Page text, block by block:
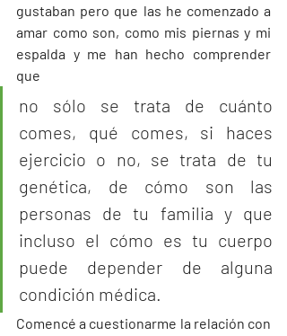
gustaban pero que las he comenzado a
amar como son, como mis piernas y mi
espalda y me han hecho comprender
que
no sólo se trata de cuánto
comes, qué comes, si haces
ejercicio o no, se trata de tu
genética, de cómo son las
personas de tu familia y que
incluso el cómo es tu cuerpo
puede depender de alguna
condición médica.
Comencé a cuestionarme la relación con